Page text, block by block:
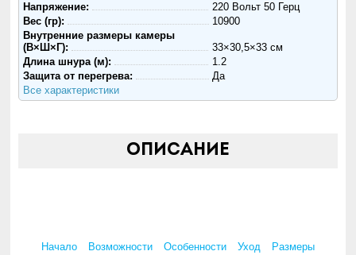
Напряжение:
220 Вольт 50 Герц
Вес (гр):
10900
Внутренние размеры камеры
(В×Ш×Г):
33×30,5×33 см
Длина шнура (м):
1.2
Защита от перегрева:
Да
Все характеристики
Описание
Начало Возможности Особенности Уход Размеры